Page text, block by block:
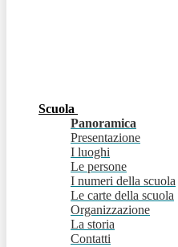
Scuola
Panoramica
Presentazione
I luoghi
Le persone
I numeri della scuola
Le carte della scuola
Organizzazione
La storia
Contatti